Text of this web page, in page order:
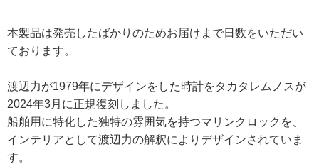
本製品は発売したばかりのためお届けまで日数をいただい
ております。
渡辺力が1979年にデザインをした時計をタカタレムノスが
2024年3月に正規復刻しました。
船舶用に特化した独特の雰囲気を持つマリンクロックを、
インテリアとして渡辺力の解釈によりデザインされていま
す。